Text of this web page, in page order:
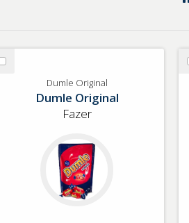
Välj
Original
Dumle Original
Dumle Original
Fazer